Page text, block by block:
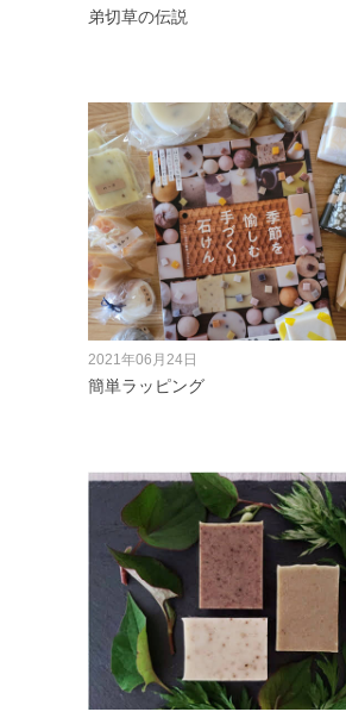
弟切草の伝説
2021年06月24日
簡単ラッピング